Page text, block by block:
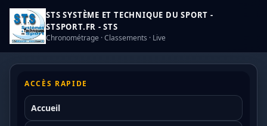
STS SYSTÈME ET TECHNIQUE DU SPORT -
STSPORT.FR - STS
Chronométrage · Classements · Live
ACCÈS RAPIDE
Accueil